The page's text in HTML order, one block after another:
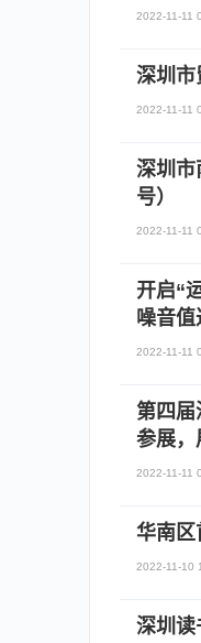
2022-11-11
深圳市
2022-11-11
深圳市
号）
2022-11-11
开启“
噪音值
2022-11-11
第四届
参展，
2022-11-11
华南区
2022-11-10
深圳读